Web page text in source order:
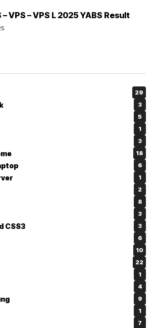
– VPS – VPS L 2025 YABS Result
29
3
5
1
3
18
6
1
2
8
3
CSS3 3
6
10
22
1
4
9
1
7